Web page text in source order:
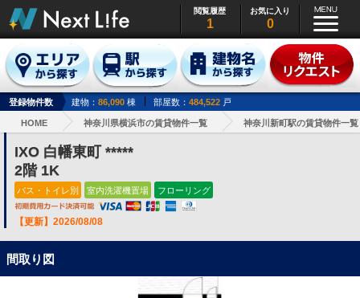
閲覧履歴
1
お気に入り
0
登録物件数 建物： 86,090 棟 部屋数： 484,522 戸
HOME 神奈川県横浜市の賃貸物件一覧 神奈川新町駅の賃貸物件一覧
IXO 白幡東町 *****
2階 1K
バス・トイレ別 室内洗濯機置場 フローリング
【更新】2026/08/08
間取り図